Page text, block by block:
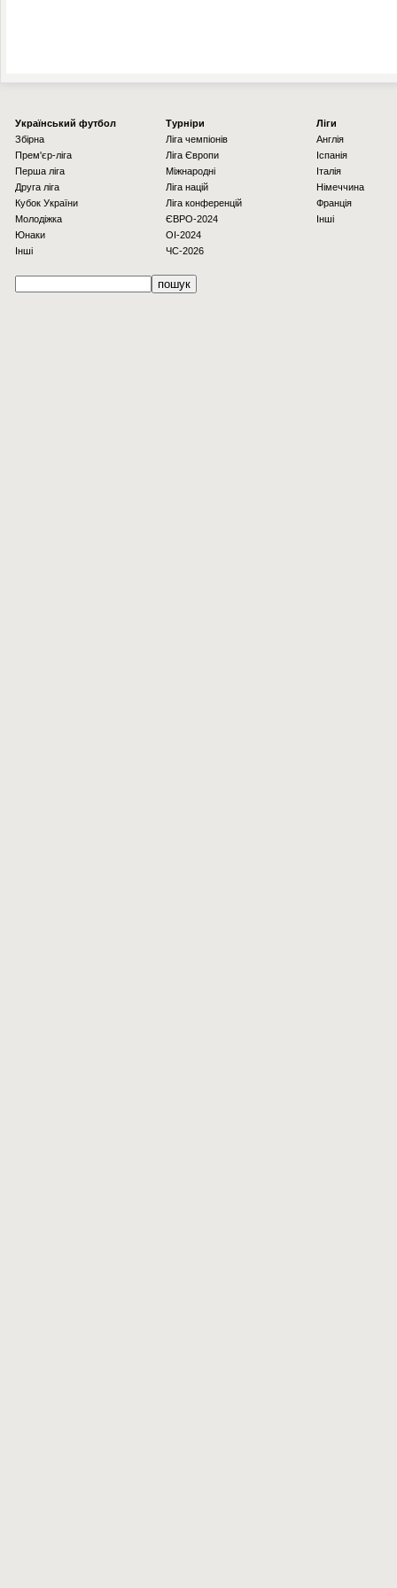
Українcький футбол
Збірна
Прем'єр-ліга
Перша ліга
Друга ліга
Кубок України
Молодіжка
Юнаки
Інші
Турніри
Ліга чемпіонів
Ліга Європи
Міжнародні
Ліга націй
Ліга конференцій
ЄВРО-2024
OI-2024
ЧС-2026
Ліги
Англія
Іспанія
Італія
Німеччина
Франція
Інші